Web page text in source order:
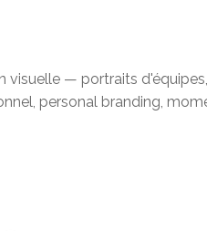
— portraits
personal branding,